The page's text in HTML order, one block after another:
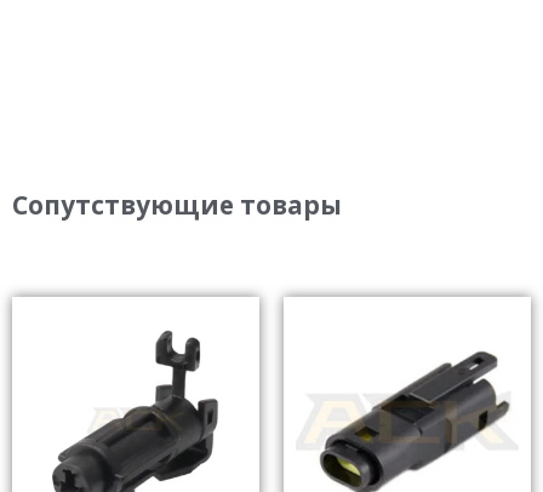
Сопутствующие товары